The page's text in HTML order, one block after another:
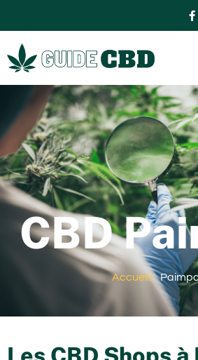
CBD
Accueil/